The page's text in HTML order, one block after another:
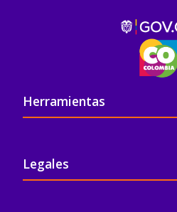
Pie de página
Herramientas
Legales